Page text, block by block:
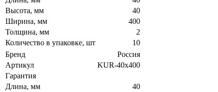
Высота, мм
40
Ширина, мм
400
Толщина, мм
2
Количество в упаковке, шт
10
Бренд
Россия
Артикул
KUR-40х400
Гарантия
Длина, мм
40